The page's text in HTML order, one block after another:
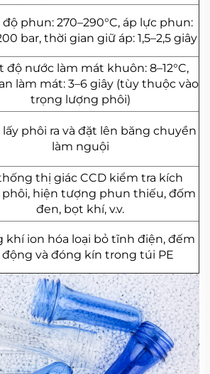
phun: 270–290°C, áp lực phun:
bar, thời gian giữ áp: 1,5–2,5 giây
độ nước làm mát khuôn: 8–12°C,
làm mát: 3–6 giây (tùy thuộc vào
trọng lượng phôi)
phôi ra và đặt lên băng chuyền
làm nguội
thị giác CCD kiểm tra kích
hiện tượng phun thiếu, đốm
đen, bọt khí, v.v.
khí ion hóa loại bỏ tĩnh điện, đếm
và đóng kín trong túi PE